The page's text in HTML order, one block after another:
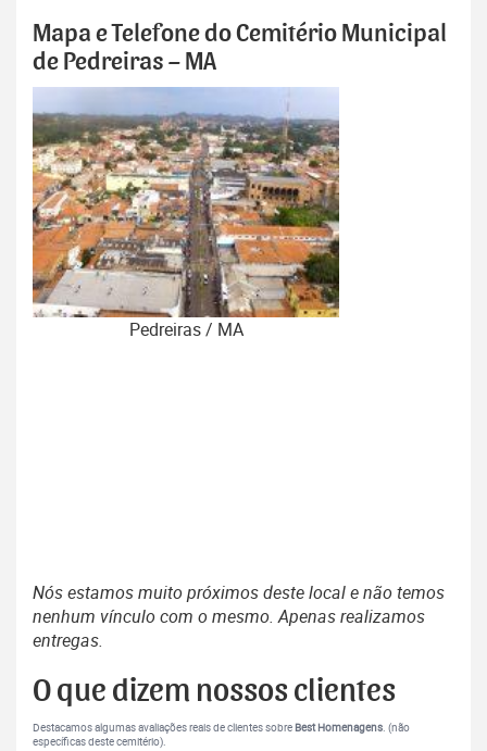
Mapa e Telefone do Cemitério Municipal
de Pedreiras – MA
Pedreiras / MA
Nós estamos muito próximos deste local e não temos
nenhum vínculo com o mesmo. Apenas realizamos
entregas.
O que dizem nossos clientes
Destacamos algumas avaliações reais de clientes sobre Best Homenagens. (não
específicas deste cemitério).